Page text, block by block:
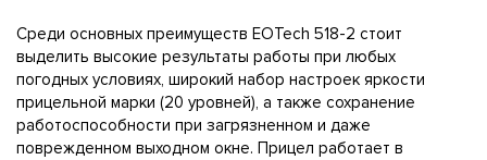
Среди основных преимуществ EOTech 518-2 стоит
выделить высокие результаты работы при любых
погодных условиях, широкий набор настроек яркости
прицельной марки (20 уровней), а также сохранение
работоспособности при загрязненном и даже
поврежденном выходном окне. Прицел работает в